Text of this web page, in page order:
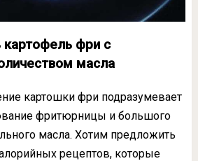
картофель фри с
масла
картошки фри подразумевает
фритюрницы и большого
масла. Хотим предложить
рецептов, которые